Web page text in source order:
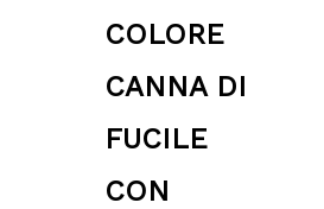
COLORE
CANNA DI
FUCILE
CON